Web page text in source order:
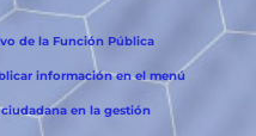
de la Función Pública
información en el menú
en la gestión